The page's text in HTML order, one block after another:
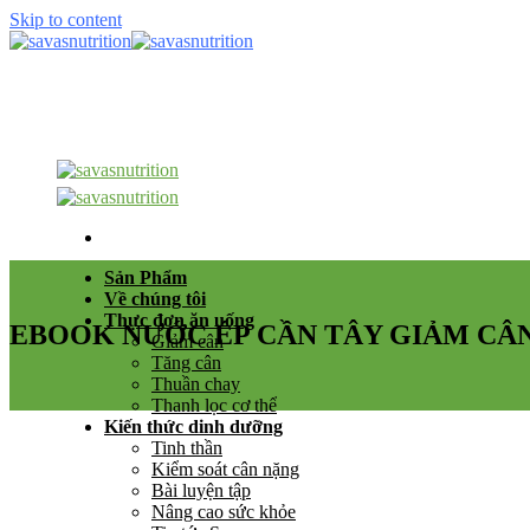
Skip to content
Sản Phẩm
Về chúng tôi
Thực đơn ăn uống
Giảm cân
Tăng cân
Thuần chay
Thanh lọc cơ thể
Kiến thức dinh dưỡng
Tinh thần
Kiểm soát cân nặng
Bài luyện tập
Nâng cao sức khỏe
EBOOK NƯỚC ÉP CẦN TÂY GIẢM